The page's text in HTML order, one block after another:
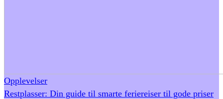
Opplevelser
Restplasser: Din guide til smarte feriereiser til gode priser